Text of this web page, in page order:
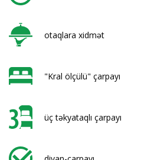
otaqlara xidmət
"Kral ölçülü" çarpayı
üç təkyataqlı çarpayı